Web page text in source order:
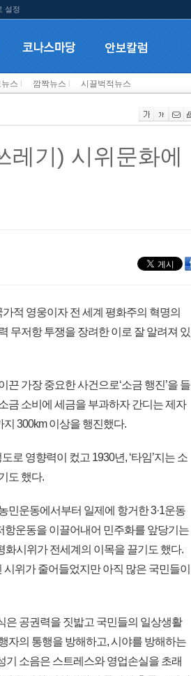
설정
스 깜짝뉴스 시끌벅적뉴스
레기) 시위문화에
적 영웅이자 전 세계 평화주의 혁명의
무저항 투쟁을 장려한 이로 잘 알려져 있
가장 중요한 사건으로‘소금 행진’을 들
금 소비에 세금을 부과하자 간디는 제자
300km 이상을 행진했다.
로 영향력이 컸고 1930년, ‘타임’지는 소
도 했다.
민운동에서부터 일제에 항거한 3·1운동
항운동을 이끌어내어 민주화를 앞당기는
시위가 전세계의 이목을 끌기도 했다.
위가 줄어들었지만 아직 많은 국민들이
은 공권력을 짓밟고 국민들의 일상생활
자의 통행을 방해하고, 시야를 방해하는
기 소음은 스트레스와 영업손실을 초래